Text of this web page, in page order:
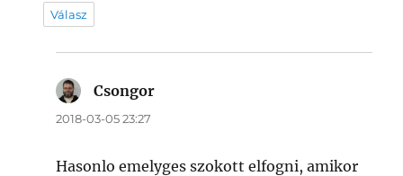
Válasz
Csongor
2018-03-05 23:27
Hasonlo emelyges szokott elfogni, amikor